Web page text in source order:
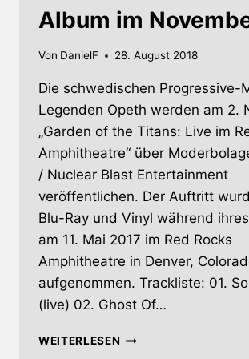
Album im
Von DanielF 28. August 2018
Die schwedischen Progressive-
Legenden Opeth werden am 2.
„Garden of the Titans: Live im
Amphitheatre“ über
/ Nuclear Blast Entertainment
veröffentlichen. Der Auftritt
Blu-Ray und Vinyl während
am 11. Mai 2017 im Red Rocks
Amphitheatre in Denver,
aufgenommen. Trackliste: 01.
(live) 02. Ghost Of…
WEITERLESENOPETH